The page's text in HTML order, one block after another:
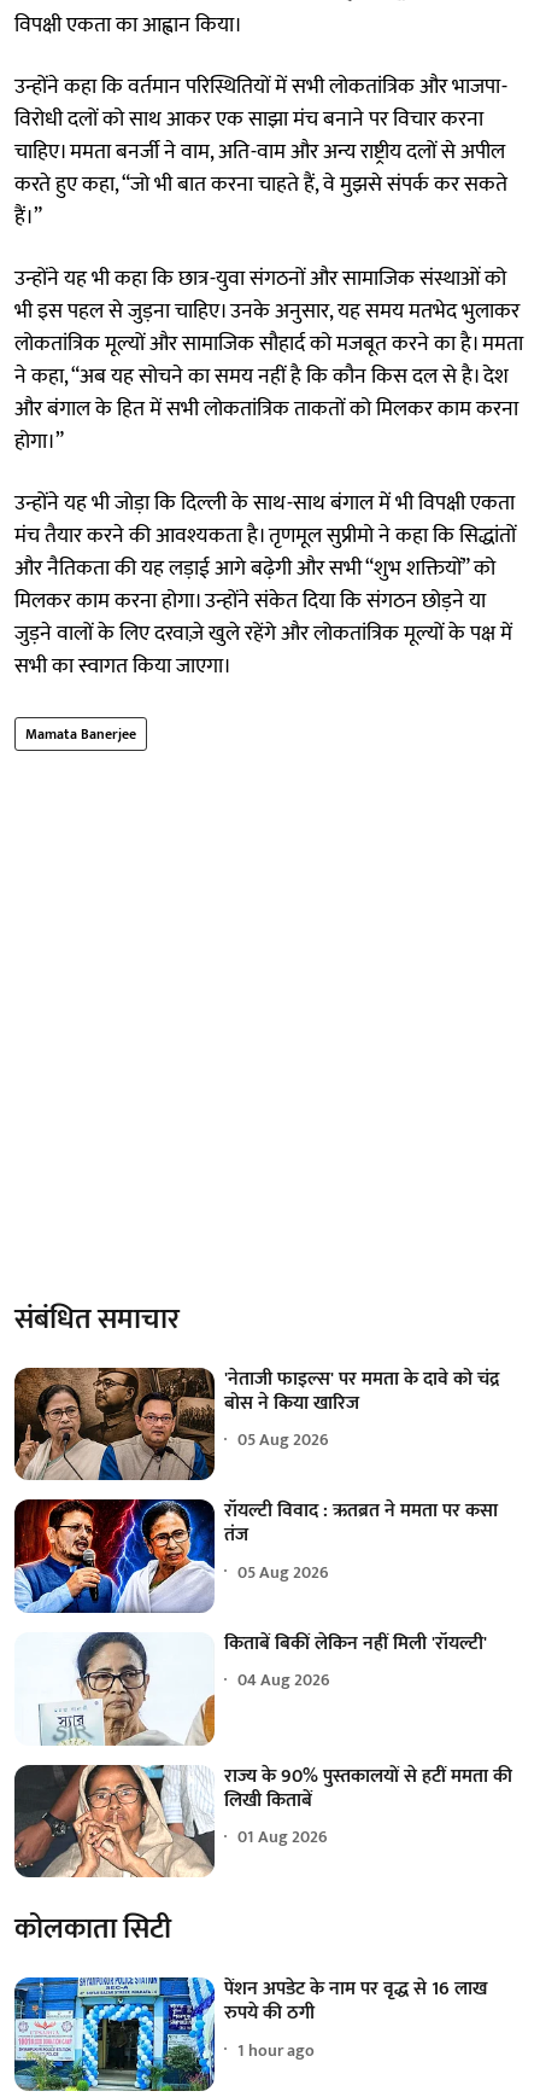
विपक्षी एकता का आह्वान किया।
उन्होंने कहा कि वर्तमान परिस्थितियों में सभी लोकतांत्रिक और भाजपा-
विरोधी दलों को साथ आकर एक साझा मंच बनाने पर विचार करना
चाहिए। ममता बनर्जी ने वाम, अति-वाम और अन्य राष्ट्रीय दलों से अपील
करते हुए कहा, “जो भी बात करना चाहते हैं, वे मुझसे संपर्क कर सकते
हैं।”
उन्होंने यह भी कहा कि छात्र-युवा संगठनों और सामाजिक संस्थाओं को
भी इस पहल से जुड़ना चाहिए। उनके अनुसार, यह समय मतभेद भुलाकर
लोकतांत्रिक मूल्यों और सामाजिक सौहार्द को मजबूत करने का है। ममता
ने कहा, “अब यह सोचने का समय नहीं है कि कौन किस दल से है। देश
और बंगाल के हित में सभी लोकतांत्रिक ताकतों को मिलकर काम करना
होगा।”
उन्होंने यह भी जोड़ा कि दिल्ली के साथ-साथ बंगाल में भी विपक्षी एकता
मंच तैयार करने की आवश्यकता है। तृणमूल सुप्रीमो ने कहा कि सिद्धांतों
और नैतिकता की यह लड़ाई आगे बढ़ेगी और सभी “शुभ शक्तियों” को
मिलकर काम करना होगा। उन्होंने संकेत दिया कि संगठन छोड़ने या
जुड़ने वालों के लिए दरवाज़े खुले रहेंगे और लोकतांत्रिक मूल्यों के पक्ष में
सभी का स्वागत किया जाएगा।
Mamata Banerjee
संबंधित समाचार
'नेताजी फाइल्स' पर ममता के दावे को चंद्र
बोस ने किया खारिज
05 Aug 2026
रॉयल्टी विवाद : ऋतब्रत ने ममता पर कसा
तंज
05 Aug 2026
किताबें बिकीं लेकिन नहीं मिली 'रॉयल्टी'
04 Aug 2026
राज्य के 90% पुस्तकालयों से हटीं ममता की
लिखी किताबें
01 Aug 2026
कोलकाता सिटी
पेंशन अपडेट के नाम पर वृद्ध से 16 लाख
रुपये की ठगी
1 hour ago